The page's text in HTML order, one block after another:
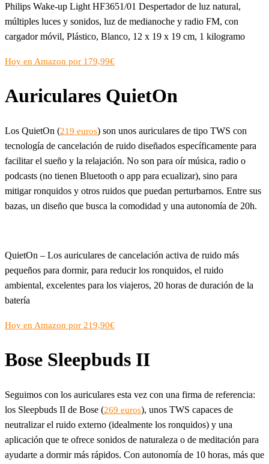
Philips Wake-up Light HF3651/01 Despertador de luz natural,
múltiples luces y sonidos, luz de medianoche y radio FM, con
cargador móvil, Plástico, Blanco, 12 x 19 x 19 cm, 1 kilogramo
Hoy en Amazon por 179,99€
Auriculares QuietOn
Los QuietOn (219 euros) son unos auriculares de tipo TWS con
tecnología de cancelación de ruido diseñados específicamente para
facilitar el sueño y la relajación. No son para oír música, radio o
podcasts (no tienen Bluetooth o app para ecualizar), sino para
mitigar ronquidos y otros ruidos que puedan perturbarnos. Entre sus
bazas, un diseño que busca la comodidad y una autonomía de 20h.
QuietOn – Los auriculares de cancelación activa de ruido más
pequeños para dormir, para reducir los ronquidos, el ruido
ambiental, excelentes para los viajeros, 20 horas de duración de la
batería
Hoy en Amazon por 219,90€
Bose Sleepbuds II
Seguimos con los auriculares esta vez con una firma de referencia:
los Sleepbuds II de Bose (269 euros), unos TWS capaces de
neutralizar el ruido externo (idealmente los ronquidos) y una
aplicación que te ofrece sonidos de naturaleza o de meditación para
ayudarte a dormir más rápidos. Con autonomía de 10 horas, más que